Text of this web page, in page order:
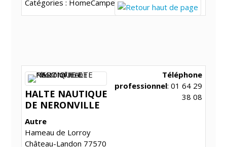
Catégories : HomeCamper
HALTE NAUTIQUE
DE NERONVILLE
Autre
Hameau de Lorroy
Château-Landon 77570
Téléphone
professionnel: 01 64 29
38 08